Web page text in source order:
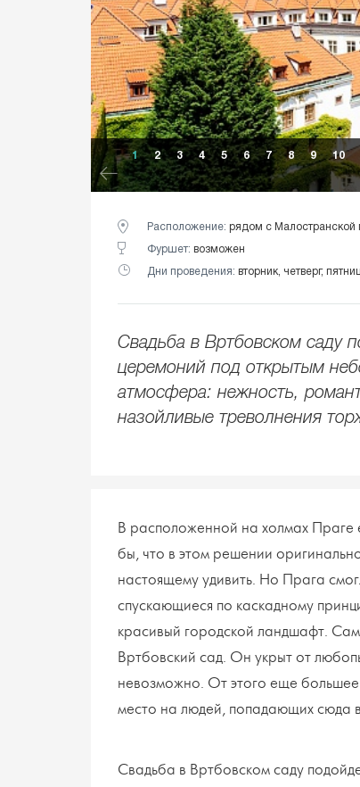
1 2 3 4 5 6 7 8 9 10
Расположение: рядом с
Фуршет: возможен
Дни проведения: вторник, четверг,
Свадьба в Вртбовском саду
церемоний под открытым
атмосфера: нежность,
назойливые треволнения
В расположенной на холмах Праге
бы, что в этом решении
настоящему удивить. Но Прага
спускающиеся по каскадному
красивый городской ландшафт.
Вртбовский сад. Он укрыт от
невозможно. От этого еще большее
место на людей, попадающих сюда
Свадьба в Вртбовском саду